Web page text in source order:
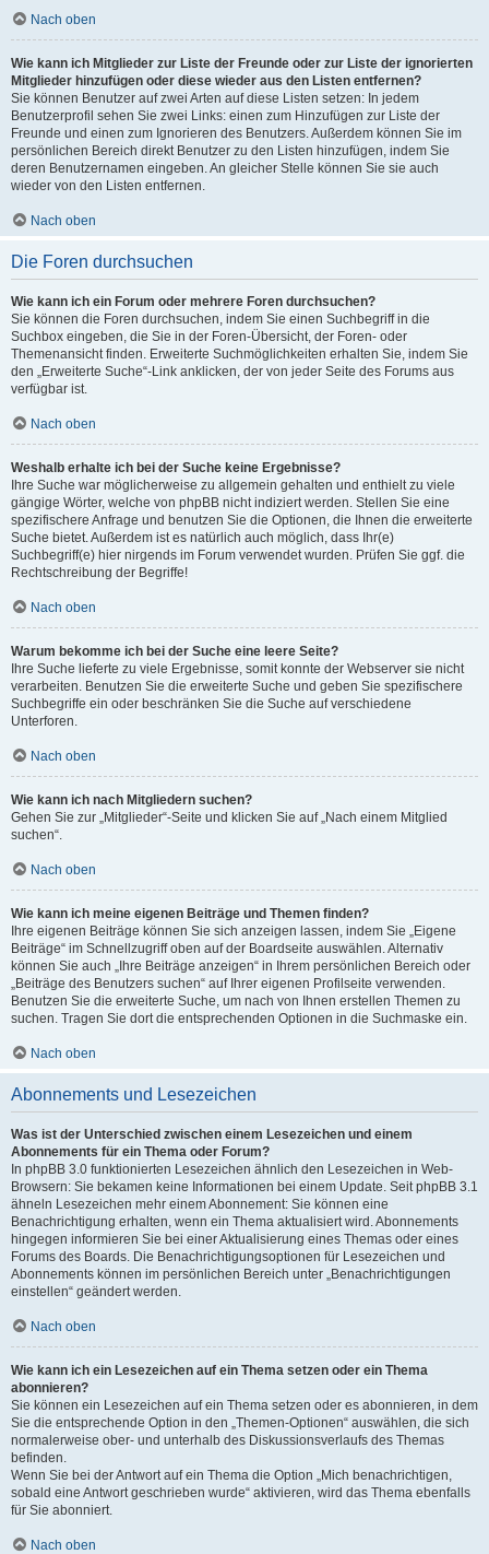
Nach oben
Wie kann ich Mitglieder zur Liste der Freunde oder zur Liste der ignorierten
Mitglieder hinzufügen oder diese wieder aus den Listen entfernen?
Sie können Benutzer auf zwei Arten auf diese Listen setzen: In jedem
Benutzerprofil sehen Sie zwei Links: einen zum Hinzufügen zur Liste der
Freunde und einen zum Ignorieren des Benutzers. Außerdem können Sie im
persönlichen Bereich direkt Benutzer zu den Listen hinzufügen, indem Sie
deren Benutzernamen eingeben. An gleicher Stelle können Sie sie auch
wieder von den Listen entfernen.
Nach oben
Die Foren durchsuchen
Wie kann ich ein Forum oder mehrere Foren durchsuchen?
Sie können die Foren durchsuchen, indem Sie einen Suchbegriff in die
Suchbox eingeben, die Sie in der Foren-Übersicht, der Foren- oder
Themenansicht finden. Erweiterte Suchmöglichkeiten erhalten Sie, indem Sie
den „Erweiterte Suche“-Link anklicken, der von jeder Seite des Forums aus
verfügbar ist.
Nach oben
Weshalb erhalte ich bei der Suche keine Ergebnisse?
Ihre Suche war möglicherweise zu allgemein gehalten und enthielt zu viele
gängige Wörter, welche von phpBB nicht indiziert werden. Stellen Sie eine
spezifischere Anfrage und benutzen Sie die Optionen, die Ihnen die erweiterte
Suche bietet. Außerdem ist es natürlich auch möglich, dass Ihr(e)
Suchbegriff(e) hier nirgends im Forum verwendet wurden. Prüfen Sie ggf. die
Rechtschreibung der Begriffe!
Nach oben
Warum bekomme ich bei der Suche eine leere Seite?
Ihre Suche lieferte zu viele Ergebnisse, somit konnte der Webserver sie nicht
verarbeiten. Benutzen Sie die erweiterte Suche und geben Sie spezifischere
Suchbegriffe ein oder beschränken Sie die Suche auf verschiedene
Unterforen.
Nach oben
Wie kann ich nach Mitgliedern suchen?
Gehen Sie zur „Mitglieder“-Seite und klicken Sie auf „Nach einem Mitglied
suchen“.
Nach oben
Wie kann ich meine eigenen Beiträge und Themen finden?
Ihre eigenen Beiträge können Sie sich anzeigen lassen, indem Sie „Eigene
Beiträge“ im Schnellzugriff oben auf der Boardseite auswählen. Alternativ
können Sie auch „Ihre Beiträge anzeigen“ in Ihrem persönlichen Bereich oder
„Beiträge des Benutzers suchen“ auf Ihrer eigenen Profilseite verwenden.
Benutzen Sie die erweiterte Suche, um nach von Ihnen erstellen Themen zu
suchen. Tragen Sie dort die entsprechenden Optionen in die Suchmaske ein.
Nach oben
Abonnements und Lesezeichen
Was ist der Unterschied zwischen einem Lesezeichen und einem
Abonnements für ein Thema oder Forum?
In phpBB 3.0 funktionierten Lesezeichen ähnlich den Lesezeichen in Web-
Browsern: Sie bekamen keine Informationen bei einem Update. Seit phpBB 3.1
ähneln Lesezeichen mehr einem Abonnement: Sie können eine
Benachrichtigung erhalten, wenn ein Thema aktualisiert wird. Abonnements
hingegen informieren Sie bei einer Aktualisierung eines Themas oder eines
Forums des Boards. Die Benachrichtigungsoptionen für Lesezeichen und
Abonnements können im persönlichen Bereich unter „Benachrichtigungen
einstellen“ geändert werden.
Nach oben
Wie kann ich ein Lesezeichen auf ein Thema setzen oder ein Thema
abonnieren?
Sie können ein Lesezeichen auf ein Thema setzen oder es abonnieren, in dem
Sie die entsprechende Option in den „Themen-Optionen“ auswählen, die sich
normalerweise ober- und unterhalb des Diskussionsverlaufs des Themas
befinden.
Wenn Sie bei der Antwort auf ein Thema die Option „Mich benachrichtigen,
sobald eine Antwort geschrieben wurde“ aktivieren, wird das Thema ebenfalls
für Sie abonniert.
Nach oben